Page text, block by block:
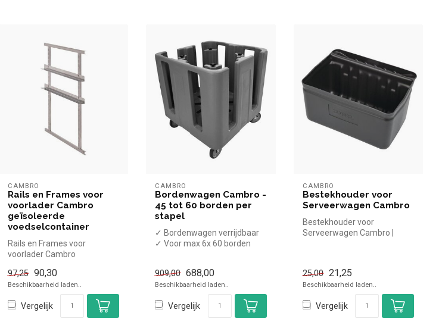
CAMBRO
Rails en Frames voor
voorlader Cambro
geïsoleerde
voedselcontainer
Rails en Frames voor
voorlader Cambro
voedselcontainerCambro
simpel ...
97,25 90,30
Beschikbaarheid laden..
Vergelijk
CAMBRO
Bordenwagen Cambro -
45 tot 60 borden per
stapel
✓ Bordenwagen verrijdbaar
✓ Voor max 6x 60 borden
909,00 688,00
Beschikbaarheid laden..
Vergelijk
CAMBRO
Bestekhouder voor
Serveerwagen Cambro
Bestekhouder voor
Serveerwagen Cambro |
25,00 21,25
Beschikbaarheid laden..
Vergelijk